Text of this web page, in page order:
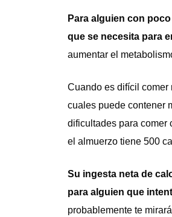
Para alguien con
que se necesita para
aumentar el
Cuando es difícil comer
cuales puede contener
dificultades para comer
el almuerzo tiene 500
Su ingesta neta de
para alguien que
probablemente te